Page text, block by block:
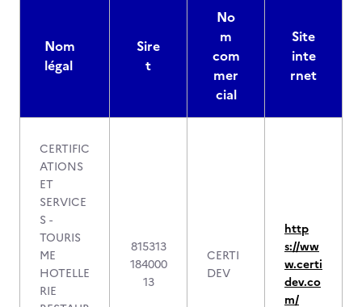
Nom
légal
Sire
t
No
m
com
mer
cial
Site
inte
rnet
CERTIFIC
ATIONS
ET
SERVICE
S -
TOURIS
ME
HOTELLE
RIE
815313
184000
13
CERTI
DEV
http
s://ww
w.certi
dev.co
m/